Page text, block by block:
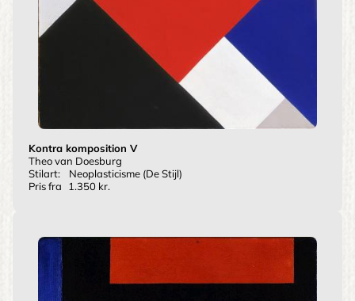
Kontra komposition V
Theo van Doesburg
Stilart:
Neoplasticisme (De Stijl)
Pris fra
1.350 kr.